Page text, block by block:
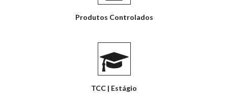
Produtos Controlados
TCC | Estágio